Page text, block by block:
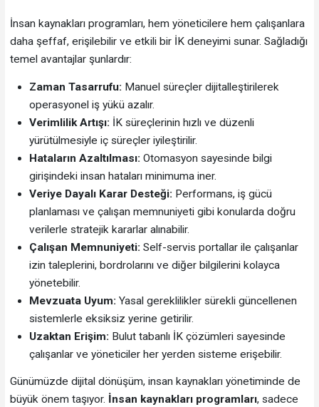
İnsan kaynakları programları, hem yöneticilere hem çalışanlara
daha şeffaf, erişilebilir ve etkili bir İK deneyimi sunar. Sağladığı
temel avantajlar şunlardır:
Zaman Tasarrufu: Manuel süreçler dijitalleştirilerek
operasyonel iş yükü azalır.
Verimlilik Artışı: İK süreçlerinin hızlı ve düzenli
yürütülmesiyle iç süreçler iyileştirilir.
Hataların Azaltılması: Otomasyon sayesinde bilgi
girişindeki insan hataları minimuma iner.
Veriye Dayalı Karar Desteği: Performans, iş gücü
planlaması ve çalışan memnuniyeti gibi konularda doğru
verilerle stratejik kararlar alınabilir.
Çalışan Memnuniyeti: Self-servis portallar ile çalışanlar
izin taleplerini, bordrolarını ve diğer bilgilerini kolayca
yönetebilir.
Mevzuata Uyum: Yasal gereklilikler sürekli güncellenen
sistemlerle eksiksiz yerine getirilir.
Uzaktan Erişim: Bulut tabanlı İK çözümleri sayesinde
çalışanlar ve yöneticiler her yerden sisteme erişebilir.
Günümüzde dijital dönüşüm, insan kaynakları yönetiminde de
büyük önem taşıyor.
İnsan kaynakları programları, sadece